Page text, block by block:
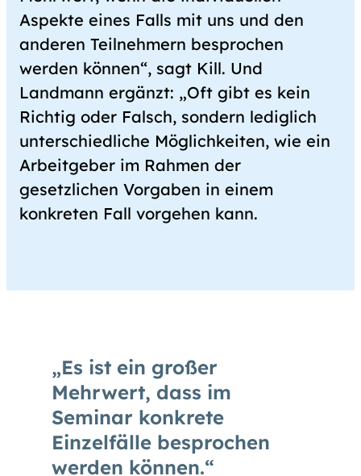
Aspekte eines Falls mit uns und den
anderen Teilnehmern besprochen
werden können“, sagt Kill. Und
Landmann ergänzt: „Oft gibt es kein
Richtig oder Falsch, sondern lediglich
unterschiedliche Möglichkeiten, wie ein
Arbeitgeber im Rahmen der
gesetzlichen Vorgaben in einem
konkreten Fall vorgehen kann.
Es ist ein großer
Mehrwert, dass im
Seminar konkrete
Einzelfälle besprochen
werden können.